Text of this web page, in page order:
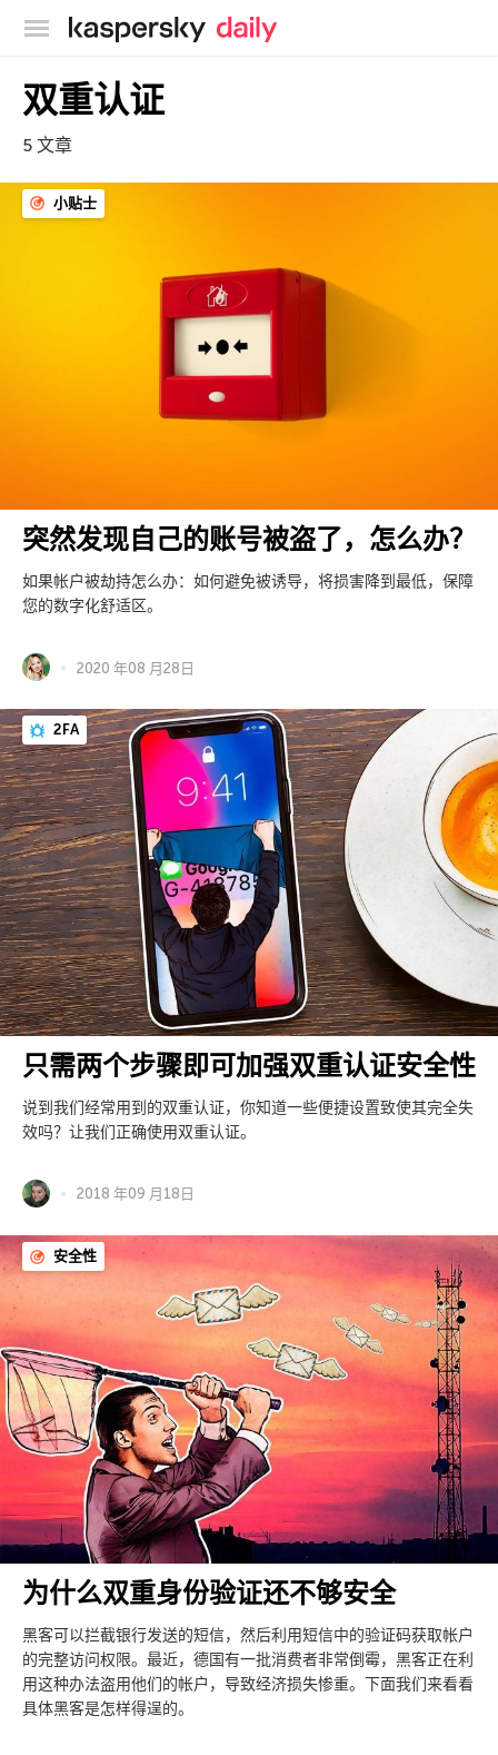
卡巴斯基官方博客
双重认证
5 文章
小贴士
突然发现自己的账号被盗了，怎么办？
如果帐户被劫持怎么办：如何避免被诱导，将损害降到最低，保障
您的数字化舒适区。
2020 年08 月28日
2FA
只需两个步骤即可加强双重认证安全性
说到我们经常用到的双重认证，你知道一些便捷设置致使其完全失
效吗？让我们正确使用双重认证。
2018 年09 月18日
安全性
为什么双重身份验证还不够安全
黑客可以拦截银行发送的短信，然后利用短信中的验证码获取帐户
的完整访问权限。最近，德国有一批消费者非常倒霉，黑客正在利
用这种办法盗用他们的帐户，导致经济损失惨重。下面我们来看看
具体黑客是怎样得逞的。